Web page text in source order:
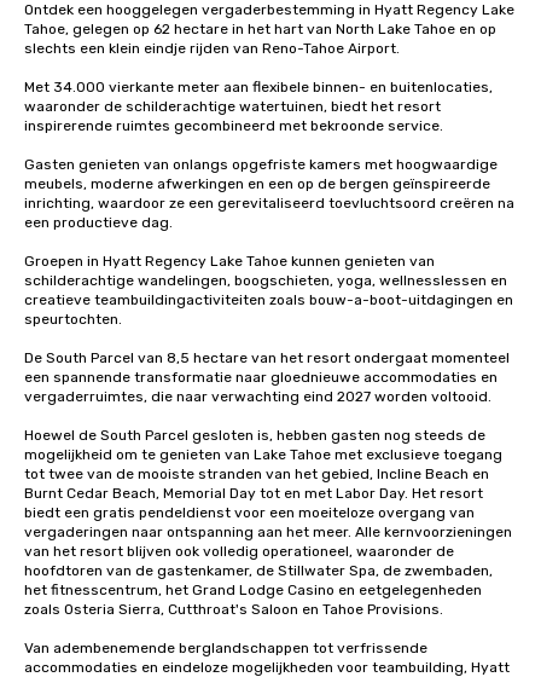
Ontdek een hooggelegen vergaderbestemming in Hyatt Regency Lake
Tahoe, gelegen op 62 hectare in het hart van North Lake Tahoe en op
slechts een klein eindje rijden van Reno-Tahoe Airport.
Met 34.000 vierkante meter aan flexibele binnen- en buitenlocaties,
waaronder de schilderachtige watertuinen, biedt het resort
inspirerende ruimtes gecombineerd met bekroonde service.
Gasten genieten van onlangs opgefriste kamers met hoogwaardige
meubels, moderne afwerkingen en een op de bergen geïnspireerde
inrichting, waardoor ze een gerevitaliseerd toevluchtsoord creëren na
een productieve dag.
Groepen in Hyatt Regency Lake Tahoe kunnen genieten van
schilderachtige wandelingen, boogschieten, yoga, wellnesslessen en
creatieve teambuildingactiviteiten zoals bouw-a-boot-uitdagingen en
speurtochten.
De South Parcel van 8,5 hectare van het resort ondergaat momenteel
een spannende transformatie naar gloednieuwe accommodaties en
vergaderruimtes, die naar verwachting eind 2027 worden voltooid.
Hoewel de South Parcel gesloten is, hebben gasten nog steeds de
mogelijkheid om te genieten van Lake Tahoe met exclusieve toegang
tot twee van de mooiste stranden van het gebied, Incline Beach en
Burnt Cedar Beach, Memorial Day tot en met Labor Day. Het resort
biedt een gratis pendeldienst voor een moeiteloze overgang van
vergaderingen naar ontspanning aan het meer. Alle kernvoorzieningen
van het resort blijven ook volledig operationeel, waaronder de
hoofdtoren van de gastenkamer, de Stillwater Spa, de zwembaden,
het fitnesscentrum, het Grand Lodge Casino en eetgelegenheden
zoals Osteria Sierra, Cutthroat's Saloon en Tahoe Provisions.
Van adembenemende berglandschappen tot verfrissende
accommodaties en eindeloze mogelijkheden voor teambuilding, Hyatt